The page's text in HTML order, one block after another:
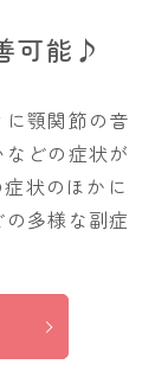
可能♪
顎関節の音
どの症状が
状のほかに
多様な副症